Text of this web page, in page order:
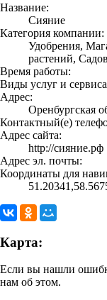
Название:
Сияние
Категория компании:
Удобрения,
растений,
Время работы:
Виды услуг и
Адрес:
Оренбургская
Контактный(е)
Адрес сайта:
http://сияние.рф
Адрес эл. почты:
Координаты для
Карта:
Если вы нашли
нам об этом.